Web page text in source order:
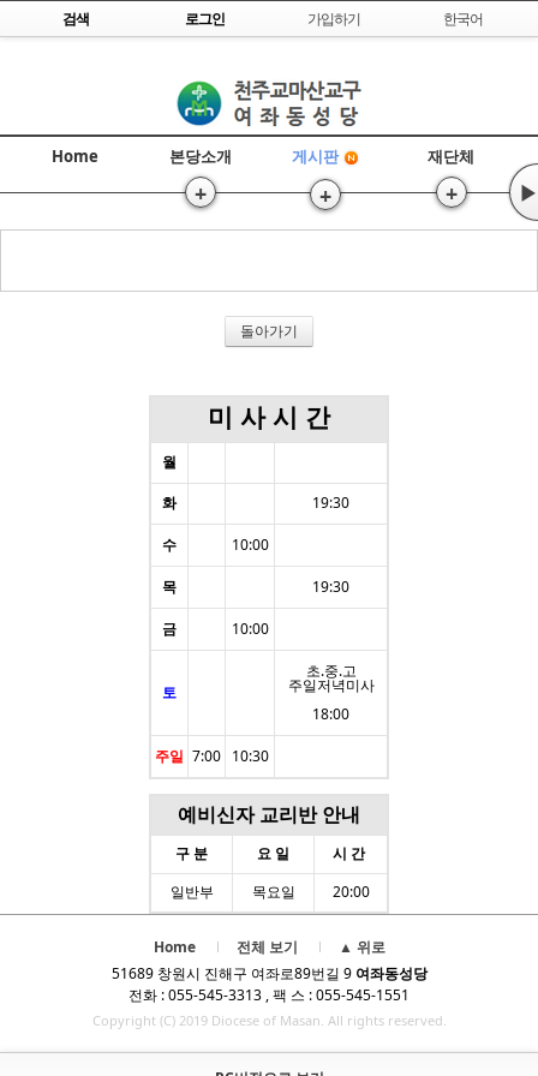
Skip to content
검색 로그인 가입하기 한국어
Home 본당소개
+
게시판
+
재단체
+ ▶
돌아가기
미 사 시 간
월
화
19:30
수 10:00
목 19:30
금 10:00
토
초.중.고
주일저녁미사
18:00
주일 7:00 10:30
예비신자 교리반 안내
구 분 요 일
시 간
일반부
목요일 20:00
Home 전체 보기
▲ 위로
51689 창원시 진해구 여좌로89번길 9 여좌동성당
전화 : 055-545-3313 , 팩 스 : 055-545-1551
Copyright (C) 2019 Diocese of Masan. All rights reserved.